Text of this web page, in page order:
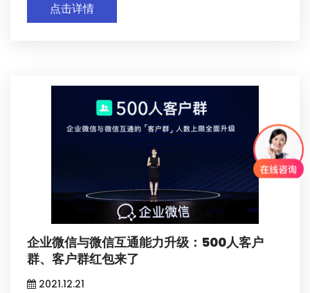
点击详情
企业微信与微信互通能力升级：500人客户
群、客户群红包来了
2021.12.21